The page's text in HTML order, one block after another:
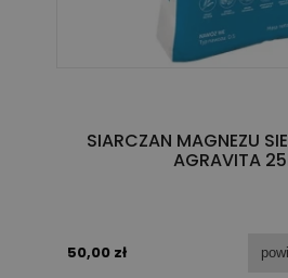
SIARCZAN MAGNEZU
AGRAVITA
50,00 zł